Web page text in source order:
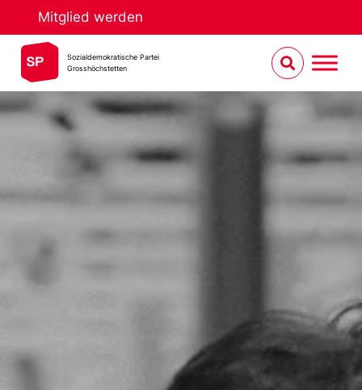
Mitglied werden
Sozialdemokratische Partei
Grosshöchstetten